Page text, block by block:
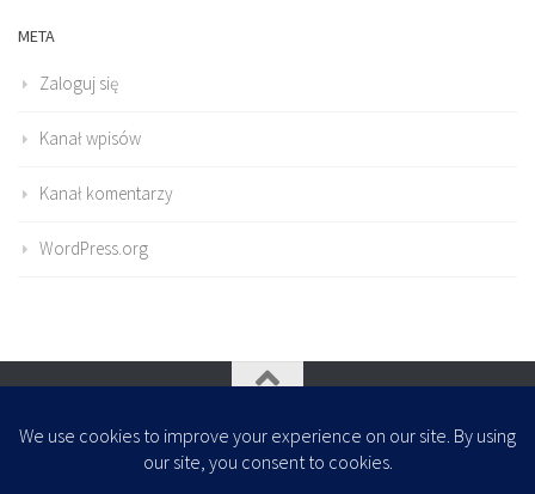
META
Zaloguj się
Kanał wpisów
Kanał komentarzy
WordPress.org